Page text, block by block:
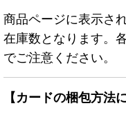
商品ページに表示さ
在庫数となります。
でご注意ください。
【カードの梱包方法